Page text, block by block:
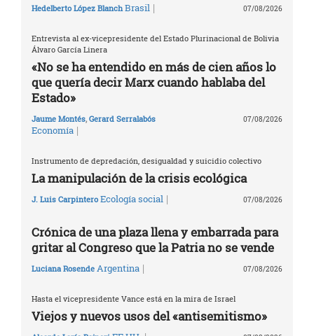
Hedelberto López Blanch Brasil | 07/08/2026
Entrevista al ex-vicepresidente del Estado Plurinacional de Bolivia
Álvaro García Linera
«No se ha entendido en más de cien años lo
que quería decir Marx cuando hablaba del
Estado»
Jaume Montés, Gerard Serralabós
Economía |
07/08/2026
Instrumento de depredación, desigualdad y suicidio colectivo
La manipulación de la crisis ecológica
J. Luis Carpintero Ecología social | 07/08/2026
Crónica de una plaza llena y embarrada para
gritar al Congreso que la Patria no se vende
Luciana Rosende Argentina | 07/08/2026
Hasta el vicepresidente Vance está en la mira de Israel
Viejos y nuevos usos del «antisemitismo»